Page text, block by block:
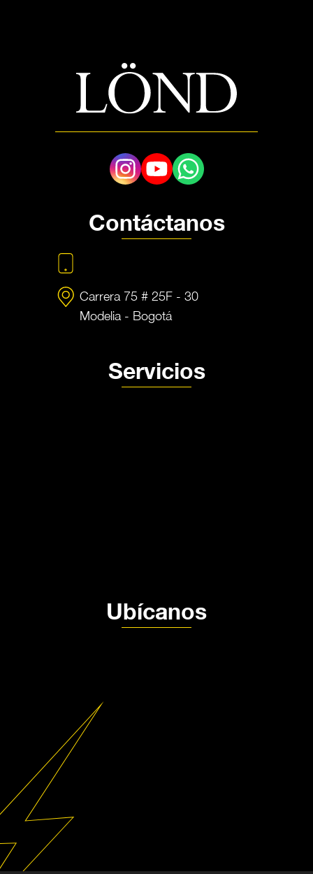
Contáctanos
Carrera 75 # 25F - 30
Modelia - Bogotá
Servicios
Ubícanos